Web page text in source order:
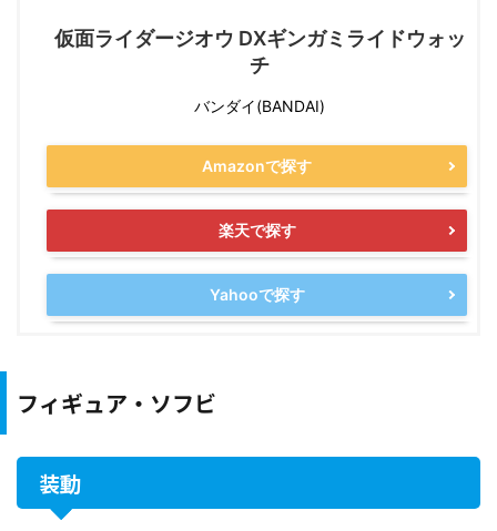
仮面ライダージオウ DXギンガミライドウォッ
チ
バンダイ(BANDAI)
Amazonで探す
楽天で探す
Yahooで探す
フィギュア・ソフビ
装動